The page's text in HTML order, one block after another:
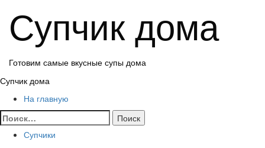
содержимому
Супчик дома
Готовим самые вкусные супы дома
Основное
Супчик дома
На главную
Найти:
Супчики